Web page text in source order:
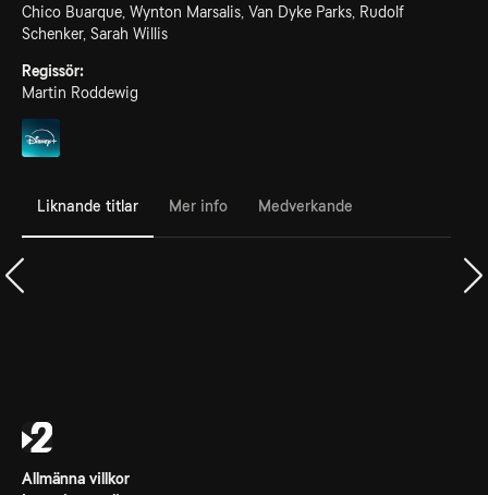
Chico Buarque, Wynton Marsalis, Van Dyke Parks, Rudolf
Schenker, Sarah Willis
Regissör:
Martin Roddewig
Liknande titlar Mer info Medverkande
Allmänna villkor